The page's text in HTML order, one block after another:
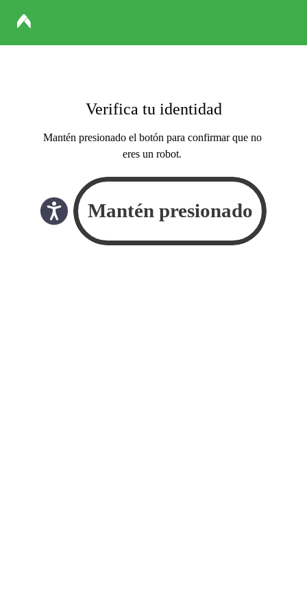
Verifica tu identidad
Mantén presionado el botón para confirmar que no
eres un robot.